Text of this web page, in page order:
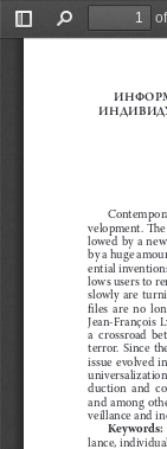
Toggle
Find
velopment. The
lowed  by  a
by a huge
ential
lows users to
slowly  are
files  are  no
Jean-François
a  crossroad
terror.  Since
issue evolved
duction  and
and among
veillance and
Keywords:
lance,